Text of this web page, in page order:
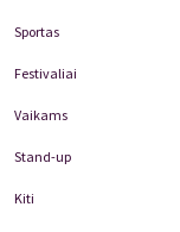
Sportas
Festivaliai
Vaikams
Stand-up
Kiti